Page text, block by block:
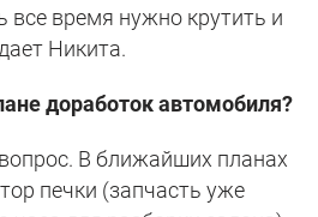
все время нужно крутить и
Никита.
доработок автомобиля?
В ближайших планах
печки (запчасть уже